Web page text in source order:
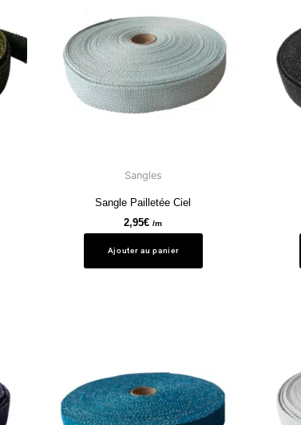
Sangles
Sangle Pailletée Ciel
2,95€ /m
Ajouter au panier